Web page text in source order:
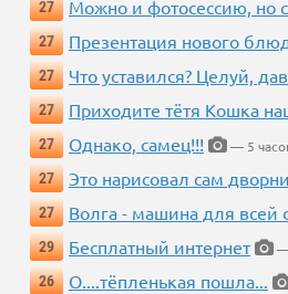
27 Можно и фотосессию, но
27
Презентация нового
27
Что уставился? Целуй,
27
Приходите тётя Кошка
27
Однако, самец!!!
— 5
27
Это нарисовал сам
27
Волга - машина для всей
29
Бесплатный интернет
—
26
О....тёпленькая пошла...